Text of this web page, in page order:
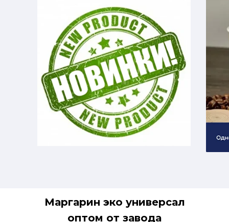
Маргарин эко универсал
оптом от завода